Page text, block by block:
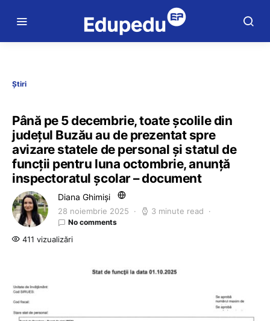
Știri
Până pe 5 decembrie, toate școlile din
județul Buzău au de prezentat spre
avizare statele de personal și statul de
funcții pentru luna octombrie, anunță
inspectoratul școlar – document
Diana Ghimiși
28 noiembrie 2025 3 minute read
No comments
411 vizualizări